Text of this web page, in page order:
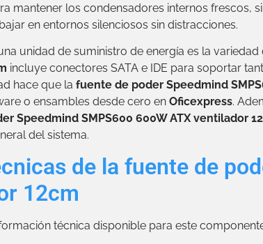
mantener los condensadores internos frescos,
en entornos silenciosos sin distracciones.
unidad de suministro de energía es la variedad
incluye conectores SATA e IDE para soportar
hace que la fuente de poder Speedmind
o ensambles desde cero en Oficexpress.
Speedmind SMPS600 600W ATX ventilador
del sistema.
de la fuente de
12cm
técnica disponible para este